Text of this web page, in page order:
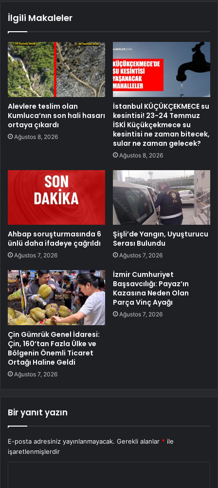
İlgili Makaleler
Alevlere teslim olan
Kumluca’nın son hali hasarı
ortaya çıkardı
Ağustos 8, 2026
İstanbul KÜÇÜKÇEKMECE su
kesintisi! 23-24 Temmuz
İSKİ Küçükçekmece su
kesintisi ne zaman bitecek,
sular ne zaman gelecek?
Ağustos 8, 2026
Ahbap soruşturmasında 6
ünlü daha ifadeye çağrıldı
Ağustos 7, 2026
Şişli’de Yangın, Uyuşturucu
Serası Bulundu
Ağustos 7, 2026
Çin Gümrük Genel İdaresi:
Çin, 160’tan Fazla Ülke ve
Bölgenin Önemli Ticaret
Ortağı Haline Geldi
Ağustos 7, 2026
İzmir Cumhuriyet
Başsavcılığı: Payaz’ın
Kazasına Neden Olan
Parça Vinç Ayağı
Ağustos 7, 2026
Bir yanıt yazın
E-posta adresiniz yayınlanmayacak. Gerekli alanlar * ile
işaretlenmişlerdir